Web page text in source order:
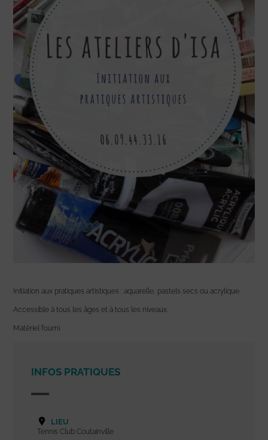
Initiation aux pratiques artistiques : aquarelle, pastels secs ou acrylique.
Accessible à tous les âges et à tous les niveaux.
Matériel fourni.
INFOS PRATIQUES
LIEU
Tennis Club Coutainville